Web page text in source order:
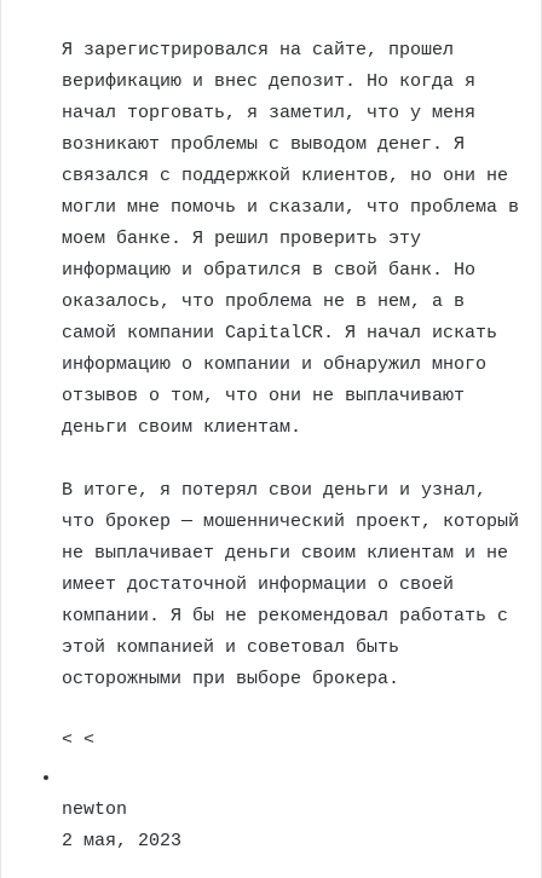
Я зарегистрировался на сайте, прошел
верификацию и внес депозит. Но когда я
начал торговать, я заметил, что у меня
возникают проблемы с выводом денег. Я
связался с поддержкой клиентов, но они не
могли мне помочь и сказали, что проблема в
моем банке. Я решил проверить эту
информацию и обратился в свой банк. Но
оказалось, что проблема не в нем, а в
самой компании CapitalCR. Я начал искать
информацию о компании и обнаружил много
отзывов о том, что они не выплачивают
деньги своим клиентам.
В итоге, я потерял свои деньги и узнал,
что брокер — мошеннический проект, который
не выплачивает деньги своим клиентам и не
имеет достаточной информации о своей
компании. Я бы не рекомендовал работать с
этой компанией и советовал быть
осторожными при выборе брокера.
< <
newton
2 мая, 2023